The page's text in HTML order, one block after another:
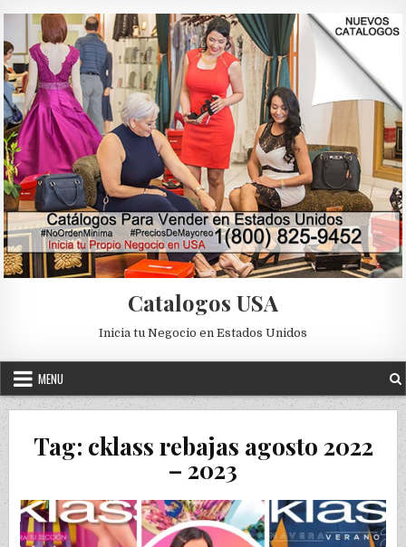
Catalogos USA
Inicia tu Negocio en Estados Unidos
MENU
Tag: cklass rebajas agosto 2022
– 2023